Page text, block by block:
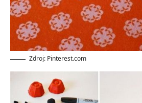
Zdroj: Pinterest.com